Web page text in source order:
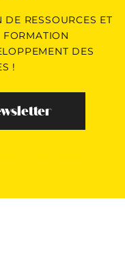
RESSOURCES ET
DES
!